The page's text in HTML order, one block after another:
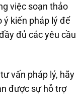
việc soạn thảo
kiến pháp lý để
đủ các yêu cầu
vấn pháp lý, hãy
được sự hỗ trợ